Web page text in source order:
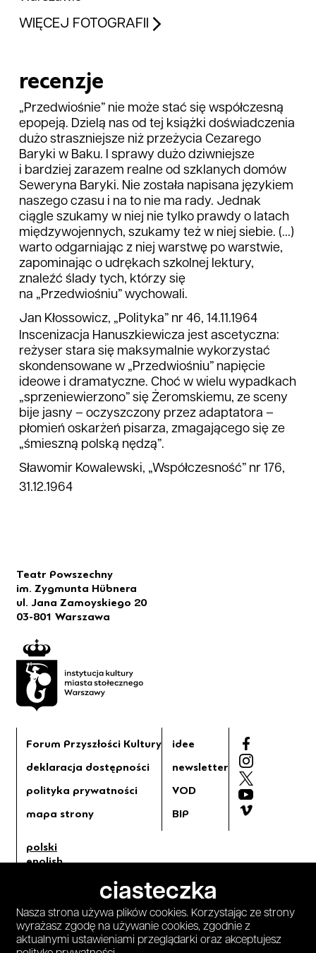
WIĘCEJ FOTOGRAFII
recenzje
„Przedwiośnie” nie może stać się współczesną
epopeją. Dzielą nas od tej książki doświadczenia
dużo straszniejsze niż przeżycia Cezarego
Baryki w Baku. I sprawy dużo dziwniejsze
i bardziej zarazem realne od szklanych domów
Seweryna Baryki. Nie została napisana językiem
naszego czasu i na to nie ma rady. Jednak
ciągle szukamy w niej nie tylko prawdy o latach
międzywojennych, szukamy też w niej siebie. (...)
warto odgarniając z niej warstwę po warstwie,
zapominając o udrękach szkolnej lektury,
znaleźć ślady tych, którzy się
na „Przedwiośniu” wychowali.
Jan Kłossowicz, „Polityka” nr 46, 14.11.1964
Inscenizacja Hanuszkiewicza jest ascetyczna:
reżyser stara się maksymalnie wykorzystać
skondensowane w „Przedwiośniu” napięcie
ideowe i dramatyczne. Choć w wielu wypadkach
„sprzeniewierzono” się Żeromskiemu, ze sceny
bije jasny – oczyszczony przez adaptatora –
płomień oskarżeń pisarza, zmagającego się ze
„śmieszną polską nędzą”.
Sławomir Kowalewski, „Współczesność” nr 176,
31.12.1964
Teatr Powszechny
im. Zygmunta Hübnera
ul. Jana Zamoyskiego 20
03-801 Warszawa
Forum Przyszłości Kultury
deklaracja dostępności
polityka prywatności
mapa strony
idee
newsletter
VOD
BIP
polski
english
projekt i wykonanie:
ciasteczka
Nasza strona używa plików cookies. Korzystając ze strony
wyrażasz zgodę na używanie cookies, zgodnie z
aktualnymi ustawieniami przeglądarki oraz akceptujesz